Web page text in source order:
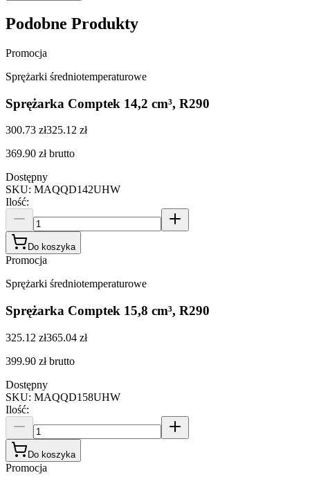
Podobne Produkty
Promocja
Sprężarki średniotemperaturowe
Sprężarka Comptek 14,2 cm³, R290
300.73 zł325.12 zł
369.90 zł brutto
Dostępny
SKU: MAQQD142UHW
Ilość:
Do koszyka
Promocja
Sprężarki średniotemperaturowe
Sprężarka Comptek 15,8 cm³, R290
325.12 zł365.04 zł
399.90 zł brutto
Dostępny
SKU: MAQQD158UHW
Ilość:
Do koszyka
Promocja